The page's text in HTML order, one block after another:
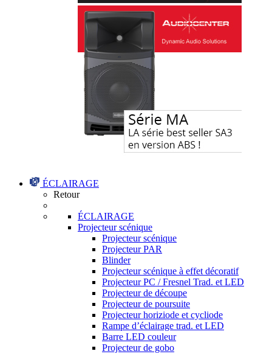
ÉCLAIRAGE
Retour
ÉCLAIRAGE
Projecteur scénique
Projecteur scénique
Projecteur PAR
Blinder
Projecteur scénique à effet décoratif
Projecteur PC / Fresnel Trad. et LED
Projecteur de découpe
Projecteur de poursuite
Projecteur horiziode et cycliode
Rampe d’éclairage trad. et LED
Barre LED couleur
Projecteur de gobo